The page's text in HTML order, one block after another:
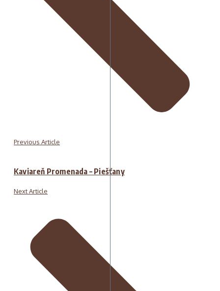
Previous Article
Kaviareň Promenada – Piešťany
Next Article